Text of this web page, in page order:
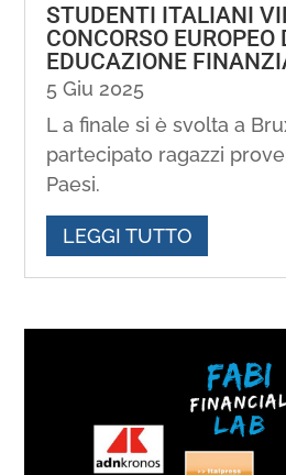
STUDENTI ITALIANI
CONCORSO EUROPEO
EDUCAZIONE
5 Giu 2025
L a finale si è svolta a
partecipato ragazzi
Paesi.
LEGGI TUTTO